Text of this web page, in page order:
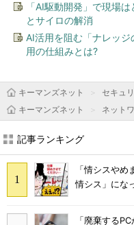
「AI駆動開発」で現場
とサイロの解消
AI活用を阻む「ナレッ
用の仕組みとは?
キーマンズネット セキュ
キーマンズネット
ネット
記事ランキング
「情シスや
情シス」にな
「廃棄する